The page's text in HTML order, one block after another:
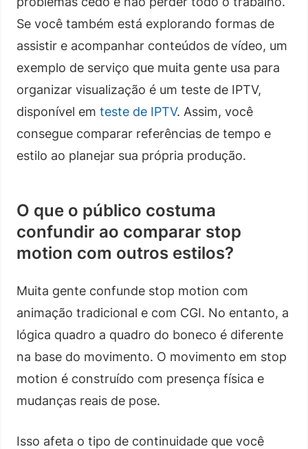
Se você também está explorando formas de
assistir e acompanhar conteúdos de vídeo, um
exemplo de serviço que muita gente usa para
organizar visualização é um teste de IPTV,
disponível em teste de IPTV. Assim, você
consegue comparar referências de tempo e
estilo ao planejar sua própria produção.
O que o público costuma
confundir ao comparar stop
motion com outros estilos?
Muita gente confunde stop motion com
animação tradicional e com CGI. No entanto, a
lógica quadro a quadro do boneco é diferente
na base do movimento. O movimento em stop
motion é construído com presença física e
mudanças reais de pose.
Isso afeta o tipo de continuidade que você